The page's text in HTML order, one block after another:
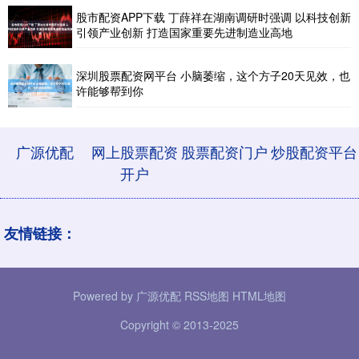
股市配资APP下载 丁薛祥在湖南调研时强调 以科技创新
引领产业创新 打造国家重要先进制造业高地
深圳股票配资网平台 小脑萎缩，这个方子20天见效，也
许能够帮到你
广源优配
网上股票配资
开户
股票配资门户炒股配资平台
友情链接：
Powered by 广源优配 RSS地图 HTML地图
Copyright © 2013-2025